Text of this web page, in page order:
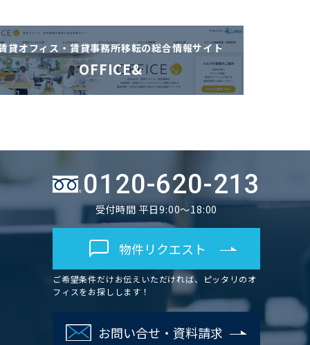
貸オフィス・賃貸事務所移転の総合情報サイト
OFFICE&
0120-620-213
受付時間 平日9:00～18:00
物件リクエスト
ご希望条件だけお伝えいただければ、ピッタリのオ
フィスをお探しします！
お問い合せ・資料請求